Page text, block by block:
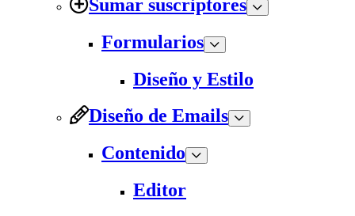
Sumar suscriptores
Formularios
Diseño y Estilo
Diseño de Emails
Contenido
Editor